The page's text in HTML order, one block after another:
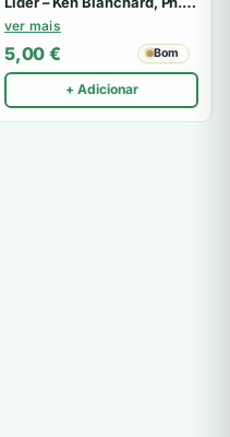
& Don Shula
ver mais
5,00 € Bom
+ Adicionar